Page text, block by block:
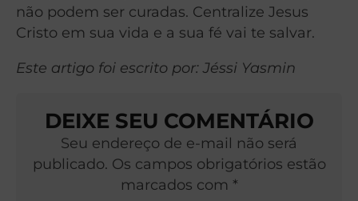
não podem ser curadas. Centralize Jesus
Cristo em sua vida e a sua fé vai te salvar.
Este artigo foi escrito por: Jéssi Yasmin
DEIXE SEU COMENTÁRIO
Seu endereço de e-mail não será
publicado. Os campos obrigatórios estão
marcados com *